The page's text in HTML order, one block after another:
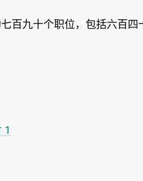
百九十个职位，包括六百